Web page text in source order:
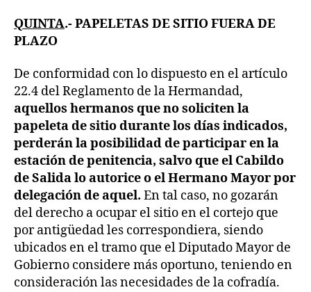
QUINTA.- PAPELETAS DE SITIO FUERA DE
PLAZO
De conformidad con lo dispuesto en el artículo
22.4 del Reglamento de la Hermandad,
aquellos hermanos que no soliciten la
papeleta de sitio durante los días indicados,
perderán la posibilidad de participar en la
estación de penitencia, salvo que el Cabildo
de Salida lo autorice o el Hermano Mayor por
delegación de aquel. En tal caso, no gozarán
del derecho a ocupar el sitio en el cortejo que
por antigüedad les correspondiera, siendo
ubicados en el tramo que el Diputado Mayor de
Gobierno considere más oportuno, teniendo en
consideración las necesidades de la cofradía.